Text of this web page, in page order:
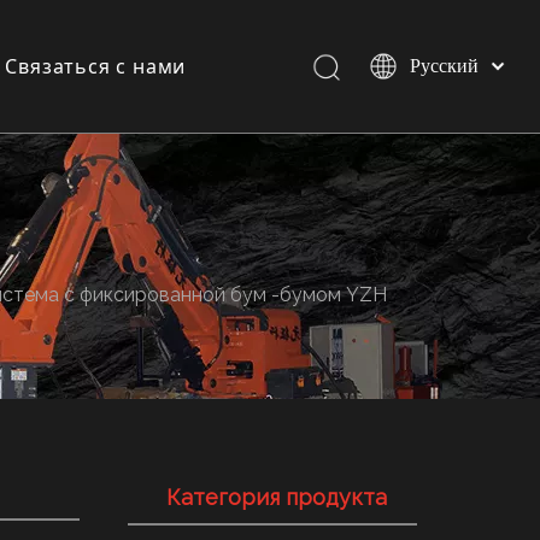
Связаться с нами
Pусский
English
с фиксированной бум -бумом YZH
Категория продукта